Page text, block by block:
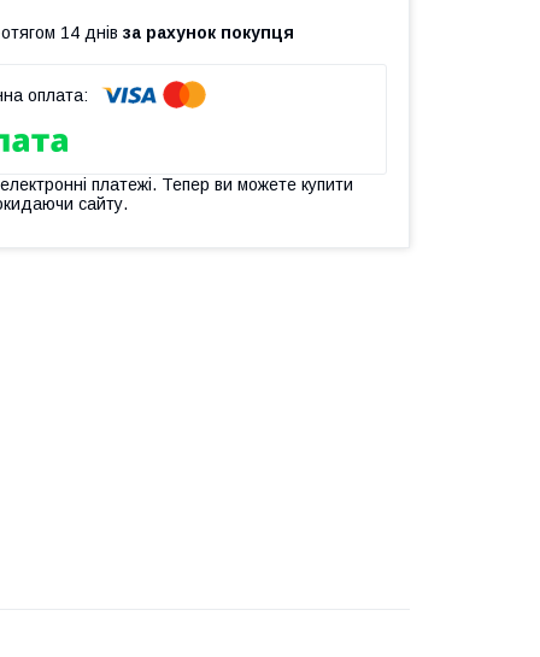
14 днів за рахунок покупця
платежі. Тепер ви можете купити
сайту.